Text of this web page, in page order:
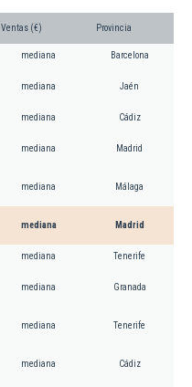
Ventas (€) Provincia
mediana Barcelona
mediana Jaén
mediana Cádiz
mediana Madrid
mediana Málaga
mediana Madrid
mediana Tenerife
mediana Granada
mediana Tenerife
mediana Cádiz